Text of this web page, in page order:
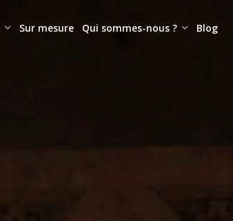
Sur mesure Qui sommes-nous ? Blog